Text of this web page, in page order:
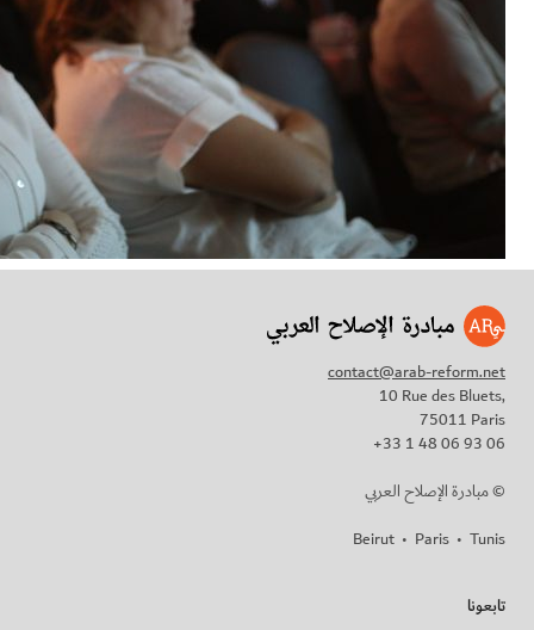
contact@arab-reform.net
10 Rue des Bluets,
75011 Paris
+33 1 48 06 93 06
مبادرة الإصلاح العربي ©
Beirut • Paris • Tunis
تابعونا